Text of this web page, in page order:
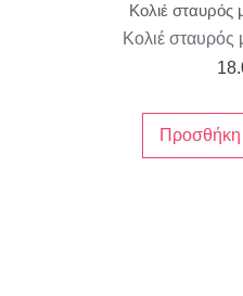
Κολιέ σταυρός
Κολιέ σταυρός
Προσθήκη